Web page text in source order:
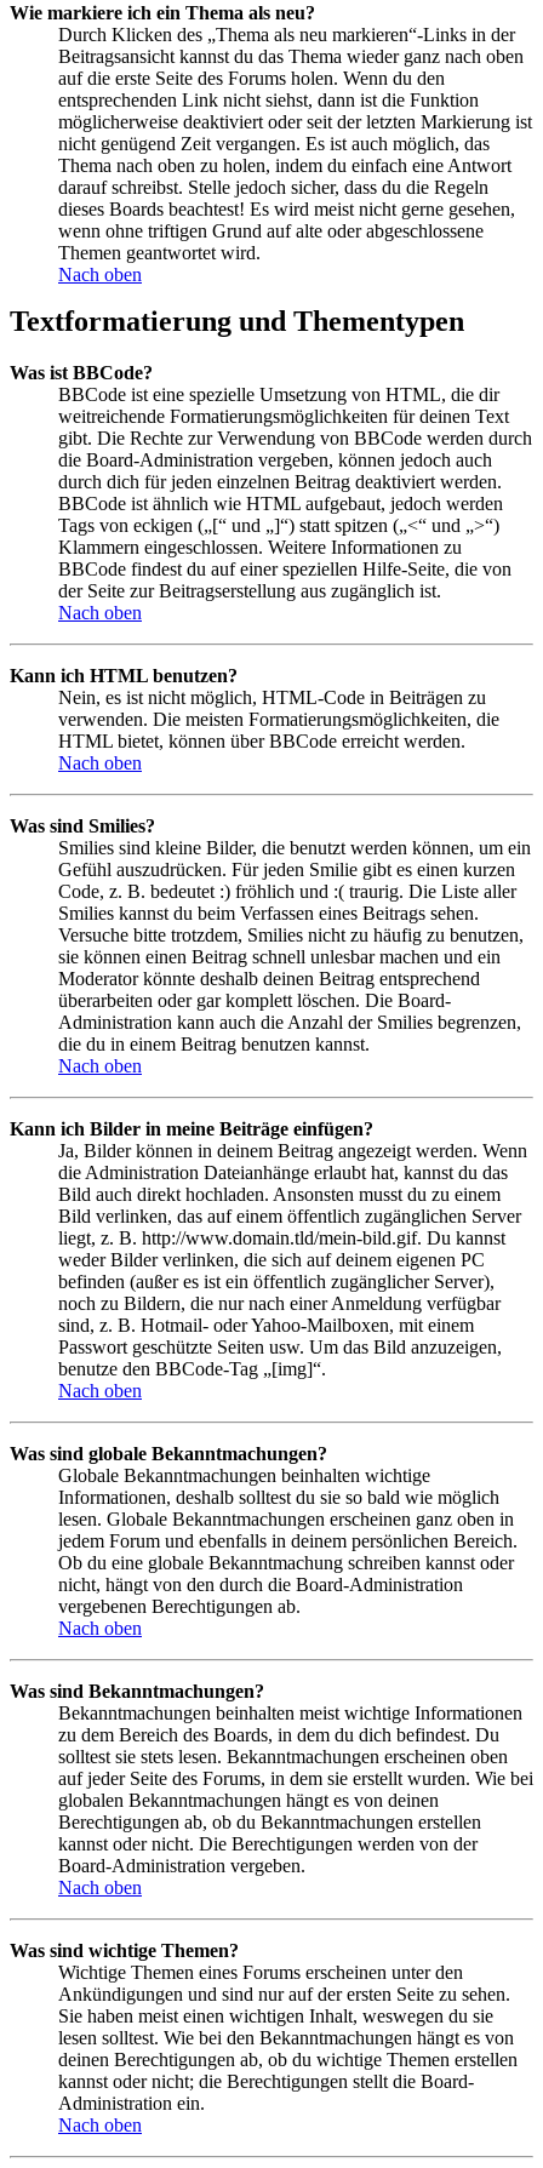
Wie markiere ich ein Thema als neu?
Durch Klicken des „Thema als neu markieren“-Links in der
Beitragsansicht kannst du das Thema wieder ganz nach oben
auf die erste Seite des Forums holen. Wenn du den
entsprechenden Link nicht siehst, dann ist die Funktion
möglicherweise deaktiviert oder seit der letzten Markierung ist
nicht genügend Zeit vergangen. Es ist auch möglich, das
Thema nach oben zu holen, indem du einfach eine Antwort
darauf schreibst. Stelle jedoch sicher, dass du die Regeln
dieses Boards beachtest! Es wird meist nicht gerne gesehen,
wenn ohne triftigen Grund auf alte oder abgeschlossene
Themen geantwortet wird.
Nach oben
Textformatierung und Thementypen
Was ist BBCode?
BBCode ist eine spezielle Umsetzung von HTML, die dir
weitreichende Formatierungsmöglichkeiten für deinen Text
gibt. Die Rechte zur Verwendung von BBCode werden durch
die Board-Administration vergeben, können jedoch auch
durch dich für jeden einzelnen Beitrag deaktiviert werden.
BBCode ist ähnlich wie HTML aufgebaut, jedoch werden
Tags von eckigen („[“ und „]“) statt spitzen („<“ und „>“)
Klammern eingeschlossen. Weitere Informationen zu
BBCode findest du auf einer speziellen Hilfe-Seite, die von
der Seite zur Beitragserstellung aus zugänglich ist.
Nach oben
Kann ich HTML benutzen?
Nein, es ist nicht möglich, HTML-Code in Beiträgen zu
verwenden. Die meisten Formatierungsmöglichkeiten, die
HTML bietet, können über BBCode erreicht werden.
Nach oben
Was sind Smilies?
Smilies sind kleine Bilder, die benutzt werden können, um ein
Gefühl auszudrücken. Für jeden Smilie gibt es einen kurzen
Code, z. B. bedeutet :) fröhlich und :( traurig. Die Liste aller
Smilies kannst du beim Verfassen eines Beitrags sehen.
Versuche bitte trotzdem, Smilies nicht zu häufig zu benutzen,
sie können einen Beitrag schnell unlesbar machen und ein
Moderator könnte deshalb deinen Beitrag entsprechend
überarbeiten oder gar komplett löschen. Die Board-
Administration kann auch die Anzahl der Smilies begrenzen,
die du in einem Beitrag benutzen kannst.
Nach oben
Kann ich Bilder in meine Beiträge einfügen?
Ja, Bilder können in deinem Beitrag angezeigt werden. Wenn
die Administration Dateianhänge erlaubt hat, kannst du das
Bild auch direkt hochladen. Ansonsten musst du zu einem
Bild verlinken, das auf einem öffentlich zugänglichen Server
liegt, z. B. http://www.domain.tld/mein-bild.gif. Du kannst
weder Bilder verlinken, die sich auf deinem eigenen PC
befinden (außer es ist ein öffentlich zugänglicher Server),
noch zu Bildern, die nur nach einer Anmeldung verfügbar
sind, z. B. Hotmail- oder Yahoo-Mailboxen, mit einem
Passwort geschützte Seiten usw. Um das Bild anzuzeigen,
benutze den BBCode-Tag „[img]“.
Nach oben
Was sind globale Bekanntmachungen?
Globale Bekanntmachungen beinhalten wichtige
Informationen, deshalb solltest du sie so bald wie möglich
lesen. Globale Bekanntmachungen erscheinen ganz oben in
jedem Forum und ebenfalls in deinem persönlichen Bereich.
Ob du eine globale Bekanntmachung schreiben kannst oder
nicht, hängt von den durch die Board-Administration
vergebenen Berechtigungen ab.
Nach oben
Was sind Bekanntmachungen?
Bekanntmachungen beinhalten meist wichtige Informationen
zu dem Bereich des Boards, in dem du dich befindest. Du
solltest sie stets lesen. Bekanntmachungen erscheinen oben
auf jeder Seite des Forums, in dem sie erstellt wurden. Wie bei
globalen Bekanntmachungen hängt es von deinen
Berechtigungen ab, ob du Bekanntmachungen erstellen
kannst oder nicht. Die Berechtigungen werden von der
Board-Administration vergeben.
Nach oben
Was sind wichtige Themen?
Wichtige Themen eines Forums erscheinen unter den
Ankündigungen und sind nur auf der ersten Seite zu sehen.
Sie haben meist einen wichtigen Inhalt, weswegen du sie
lesen solltest. Wie bei den Bekanntmachungen hängt es von
deinen Berechtigungen ab, ob du wichtige Themen erstellen
kannst oder nicht; die Berechtigungen stellt die Board-
Administration ein.
Nach oben